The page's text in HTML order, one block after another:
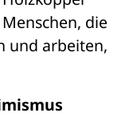
die
und arbeiten,